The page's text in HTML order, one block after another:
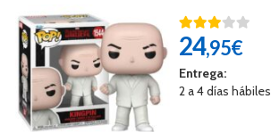
24,95€
Entrega:
2 a 4 días hábiles